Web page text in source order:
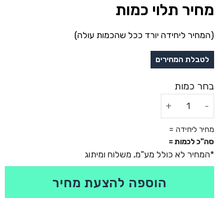
מחיר תלוי כמות
(המחיר ליחידה יורד ככל שהכמות עולה)
סה"כ לכמות =
מחיר ליחידה =
הוספה להצעת מחיר